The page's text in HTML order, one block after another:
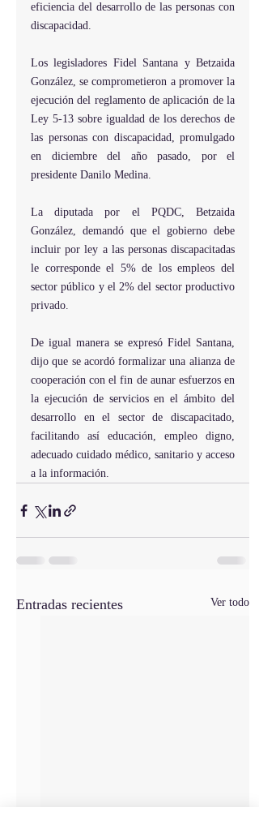
eficiencia del desarrollo de las personas con
discapacidad.
Los legisladores Fidel Santana y Betzaida
González, se comprometieron a promover la
ejecución del reglamento de aplicación de la
Ley 5-13 sobre igualdad de los derechos de
las personas con discapacidad, promulgado
en diciembre del año pasado, por el
presidente Danilo Medina.
La diputada por el PQDC, Betzaida
González, demandó que el gobierno debe
incluir por ley a las personas discapacitadas
le corresponde el 5% de los empleos del
sector público y el 2% del sector productivo
privado.
De igual manera se expresó Fidel Santana,
dijo que se acordó formalizar una alianza de
cooperación con el fin de aunar esfuerzos en
la ejecución de servicios en el ámbito del
desarrollo en el sector de discapacitado,
facilitando así educación, empleo digno,
adecuado cuidado médico, sanitario y acceso
a la información.
Entradas recientes Ver todo